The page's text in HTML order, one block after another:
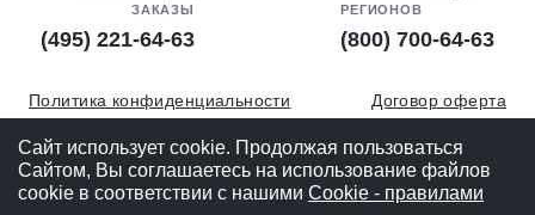
ЗАКАЗЫ
(495) 221-64-63
РЕГИОНОВ
(800) 700-64-63
Политика конфиденциальности
Договор оферта
Обработка персональных данных
СОУТ
Полная версия
Сайт использует cookie. Продолжая пользоваться
Сайтом, Вы соглашаетесь на использование файлов
cookie в соответствии с нашими Cookiе - правилами